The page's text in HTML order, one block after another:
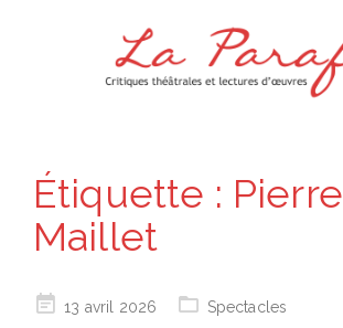
Étiquette : Pierre
Maillet
Posted13 avril 2026 Spectacles